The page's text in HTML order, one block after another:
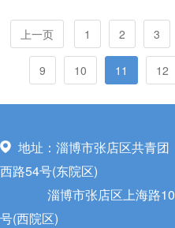
上一页 1 2 3
9 10 11 12
地址：淄博市张店区共青团
西路54号(东院区)
淄博市张店区上海路10
号(西院区)